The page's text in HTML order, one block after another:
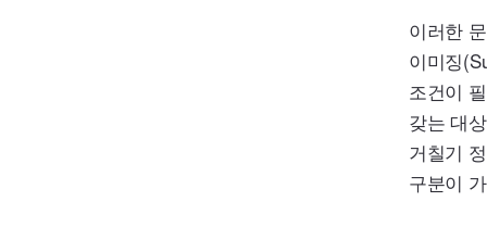
이러한
이미징(
조건이
갖는 대
거칠기
구분이